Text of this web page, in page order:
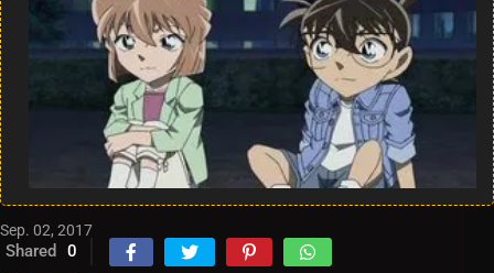
Sep. 02, 2017
Shared 0